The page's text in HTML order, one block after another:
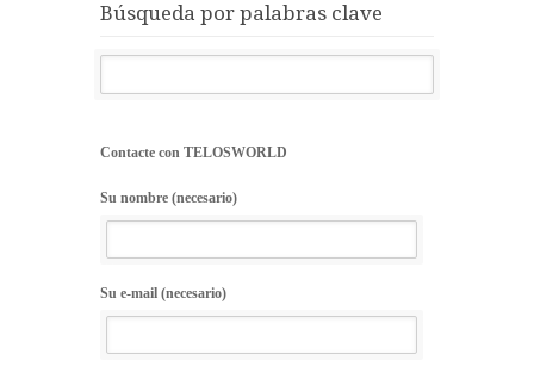
Búsqueda por palabras clave
Contacte con TELOSWORLD
Su nombre (necesario)
Su e-mail (necesario)